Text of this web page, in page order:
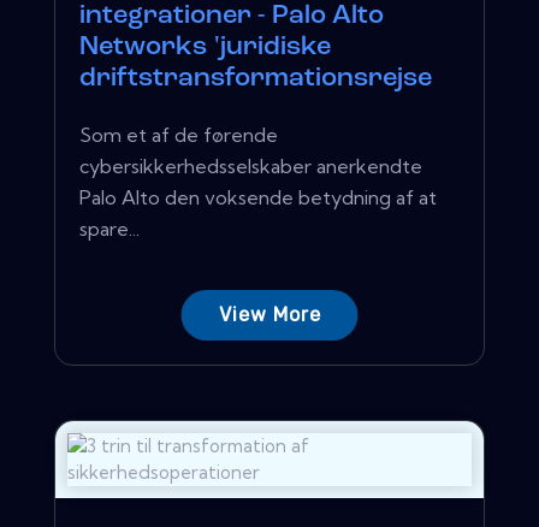
integrationer - Palo Alto
Networks 'juridiske
driftstransformationsrejse
Som et af de førende
cybersikkerhedsselskaber anerkendte
Palo Alto den voksende betydning af at
spare...
View More